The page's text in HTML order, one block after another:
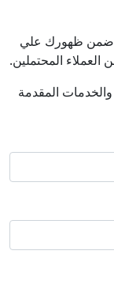
اضمن ظهورك علي
المحتملين.
المقدمة